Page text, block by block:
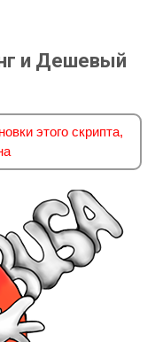
и Дешевый
этого скрипта,